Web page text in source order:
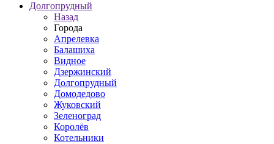
Долгопрудный
Назад
Города
Апрелевка
Балашиха
Видное
Дзержинский
Долгопрудный
Домодедово
Жуковский
Зеленоград
Королёв
Котельники